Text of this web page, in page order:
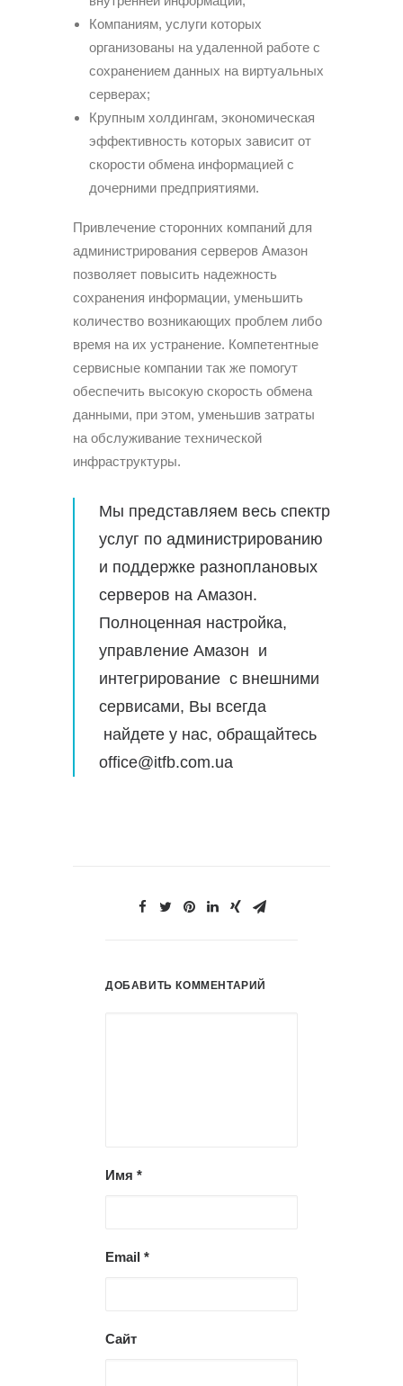
Компаниям, услуги которых
организованы на удаленной работе с
сохранением данных на виртуальных
серверах;
Крупным холдингам, экономическая
эффективность которых зависит от
скорости обмена информацией с
дочерними предприятиями.
Привлечение сторонних компаний для
администрирования серверов Амазон
позволяет повысить надежность
сохранения информации, уменьшить
количество возникающих проблем либо
время на их устранение. Компетентные
сервисные компании так же помогут
обеспечить высокую скорость обмена
данными, при этом, уменьшив затраты
на обслуживание технической
инфраструктуры.
Мы представляем весь спектр
услуг по администрированию
и поддержке разноплановых
серверов на Амазон.
Полноценная настройка,
управление Амазон и
интегрирование с внешними
сервисами, Вы всегда
найдете у нас, обращайтесь
office@itfb.com.ua
ДОБАВИТЬ КОММЕНТАРИЙ
Имя *
Email *
Сайт